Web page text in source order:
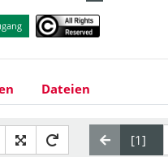
Dateien